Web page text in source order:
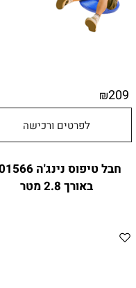
₪209
לפרטים ורכישה
חבל טיפוס נינג'ה
באורך 2.8 מטר